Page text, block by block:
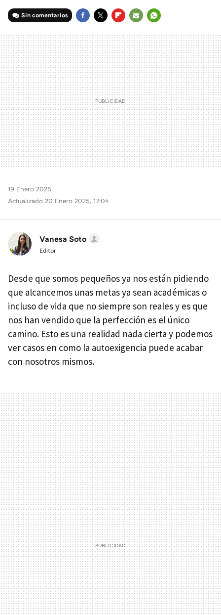
Sin comentarios
MAIL
19 Enero 2025
Actualizado 20 Enero 2025, 17:04
Vanesa Soto
Editor
Desde que somos pequeños ya nos están pidiendo
que alcancemos unas metas ya sean académicas o
incluso de vida que no siempre son reales y es que
nos han vendido que la perfección es el único
camino. Esto es una realidad nada cierta y podemos
ver casos en como la autoexigencia puede acabar
con nosotros mismos.